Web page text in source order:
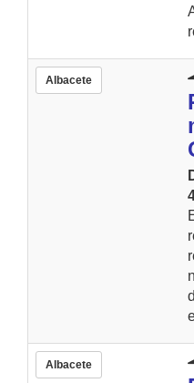
Albacete
Albacete